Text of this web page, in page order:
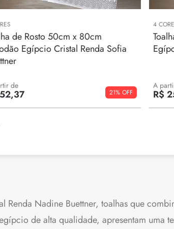
de Rosto 50cm x 80cm
Egípcio Cristal Renda Sofia
de
52,37 21%
4
A
R$
Renda Nadine Buettner, toalhas que
de alta qualidade, apresentam uma